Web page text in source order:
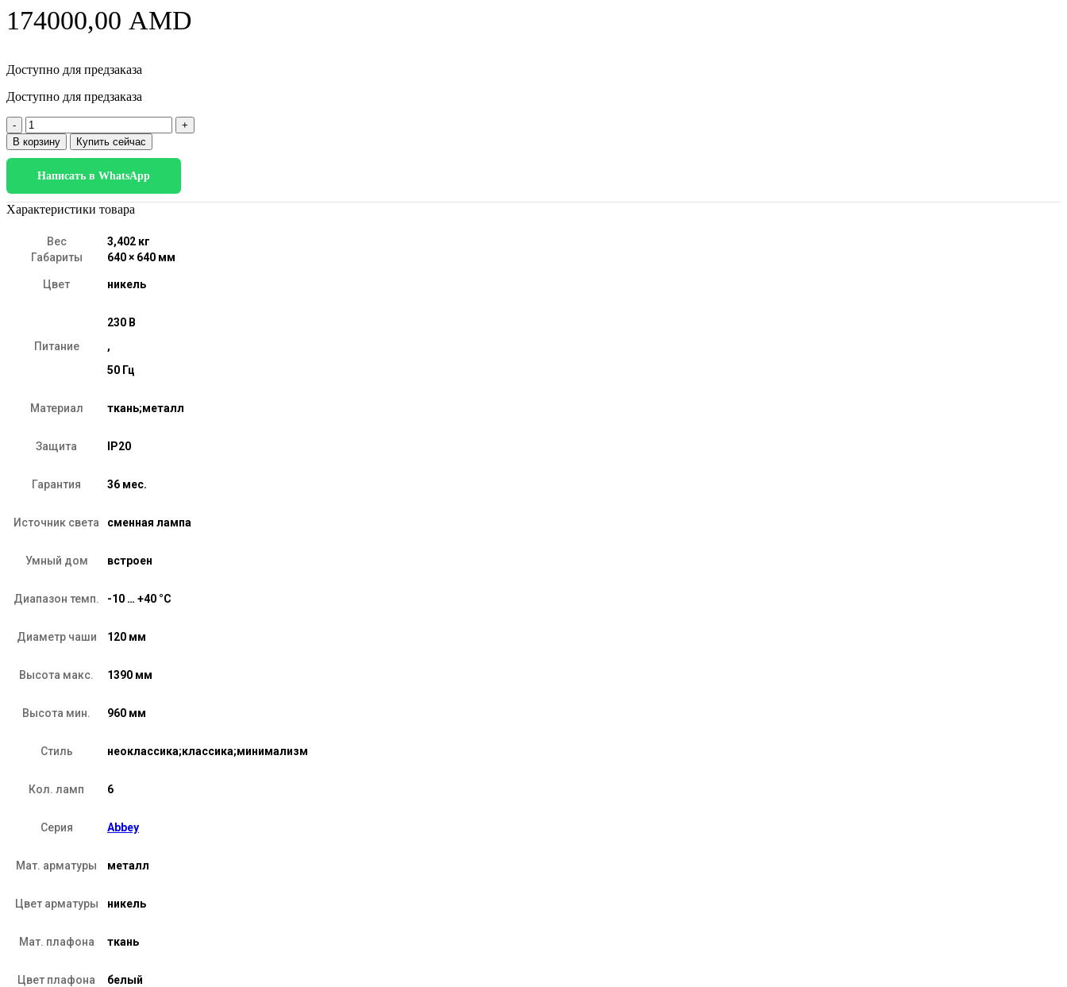
174000,00 AMD
Доступно для предзаказа
Доступно для предзаказа
Количество
товара
Умная
люстра
60164/6
никель
В корзину Купить сейчас
Написать в WhatsApp
Характеристики товара
Вес
3,402 кг
Габариты
640 × 640 мм
Цвет никель
Питание
230 В
,
50 Гц
Материал ткань;металл
Защита IP20
Гарантия 36 мес.
Источник света сменная лампа
Умный дом встроен
Диапазон темп. -10 … +40 °C
Диаметр чаши 120 мм
Высота макс. 1390 мм
Высота мин. 960 мм
Стиль неоклассика;классика;минимализм
Кол. ламп 6
Серия Abbey
Мат. арматуры металл
Цвет арматуры никель
Мат. плафона ткань
Цвет плафона белый